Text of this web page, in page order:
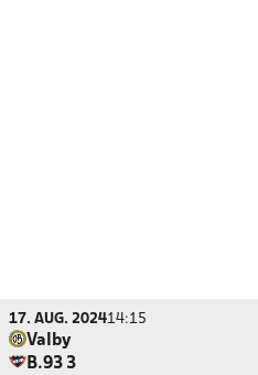
17. AUG. 202414:15
Valby
B.93 3